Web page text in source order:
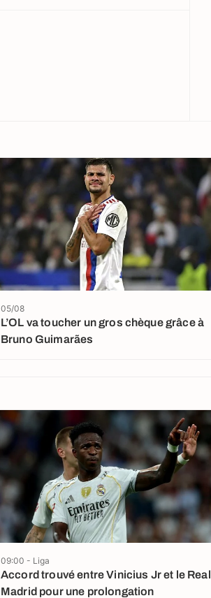
L’OL va toucher un gros chèque grâce à
Bruno Guimarães
05/08
Accord trouvé entre Vinicius Jr et le Real
Madrid pour une prolongation
09:00 - Liga